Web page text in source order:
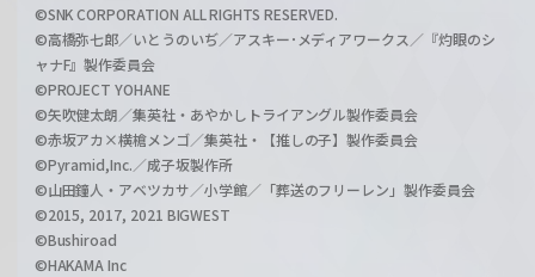
©SNK CORPORATION ALL RIGHTS RESERVED.
©高橋弥七郎／いとうのいぢ／アスキー･メディアワークス／『灼眼のシ
ャナF』製作委員会
©PROJECT YOHANE
©矢吹健太朗／集英社・あやかしトライアングル製作委員会
©赤坂アカ×横槍メンゴ／集英社・【推しの子】製作委員会
©Pyramid,Inc.／成子坂製作所
©山田鐘人・アベツカサ／小学館／「葬送のフリーレン」製作委員会
©2015, 2017, 2021 BIGWEST
©Bushiroad
©HAKAMA Inc